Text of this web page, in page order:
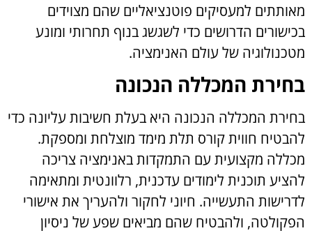
מאותתים למעסיקים פוטנציאליים שהם מצוידים
בכישורים הדרושים כדי לשגשג בנוף תחרותי ומונע
מטכנולוגיה של עולם האנימציה.
בחירת המכללה הנכונה
בחירת המכללה הנכונה היא בעלת חשיבות עליונה כדי
להבטיח חווית קורס תלת מימד מוצלחת ומספקת.
מכללה מקצועית עם התמקדות באנימציה צריכה
להציע תוכנית לימודים עדכנית, רלוונטית ומתאימה
לדרישות התעשייה. חיוני לחקור ולהעריך את אישורי
הפקולטה, ולהבטיח שהם מביאים שפע של ניסיון